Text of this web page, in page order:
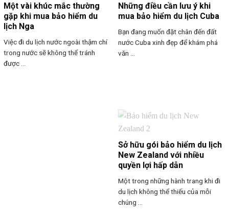
Một vài khúc mắc thường
gặp khi mua bảo hiểm du
lịch Nga
Việc đi du lịch nước ngoài thậm chí
trong nước sẽ không thể tránh
được ...
Những điều cần lưu ý khi
mua bảo hiểm du lịch Cuba
Bạn đang muốn đặt chân đến đất
nước Cuba xinh đẹp để khám phá
văn ...
Sở hữu gói bảo hiểm du lịch
New Zealand với nhiều
quyền lợi hấp dẫn
Một trong những hành trang khi đi
du lịch không thể thiếu của mỗi
chúng ...